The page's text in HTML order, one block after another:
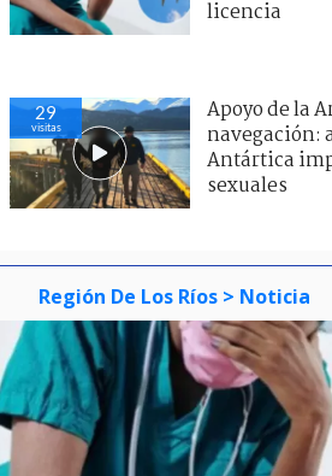
licencia
29
visitas
Apoyo de la
navegación:
Antártica
sexuales
Región De Los Ríos > Noticia